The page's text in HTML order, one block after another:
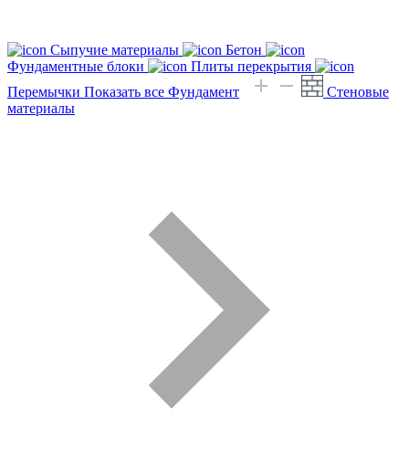
Сыпучие материалы
Бетон
Фундаментные блоки
Плиты перекрытия
Перемычки Показать все Фундамент
Стеновые
материалы